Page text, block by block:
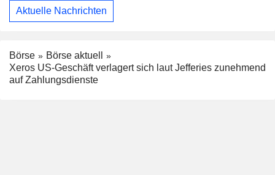
Aktuelle Nachrichten
Börse
Börse aktuell
Xeros US-Geschäft verlagert sich laut Jefferies zunehmend
auf Zahlungsdienste